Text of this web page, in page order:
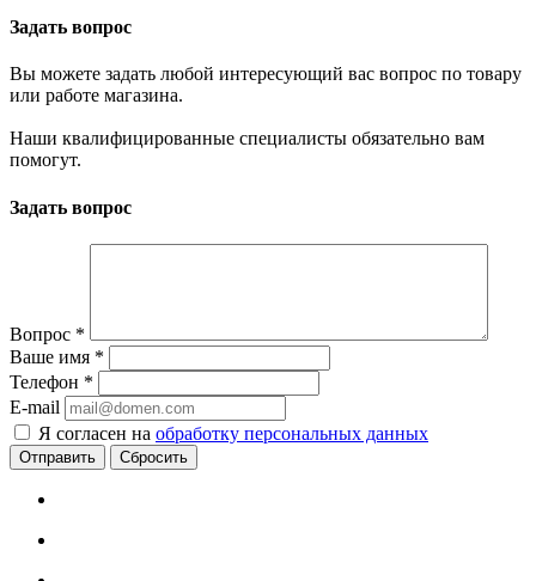
Задать вопрос
Вы можете задать любой интересующий вас вопрос по товару
или работе магазина.
Наши квалифицированные специалисты обязательно вам
помогут.
Задать вопрос
Вопрос *
Ваше имя *
Телефон *
E-mail
Я согласен на обработку персональных данных
Сбросить